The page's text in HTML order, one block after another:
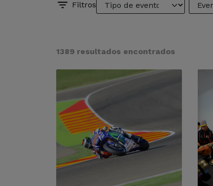
Filtros
1389 resultados encontrados